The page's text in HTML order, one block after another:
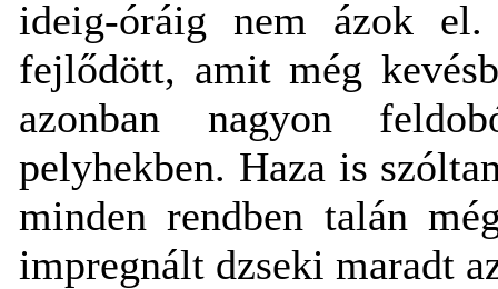
ideig-óráig nem ázok
fejlődött, amit még
azonban nagyon
pelyhekben. Haza is
minden rendben talán
impregnált dzseki maradt